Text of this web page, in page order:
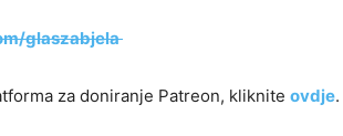
glaszabjela
za doniranje Patreon, kliknite ovdje.